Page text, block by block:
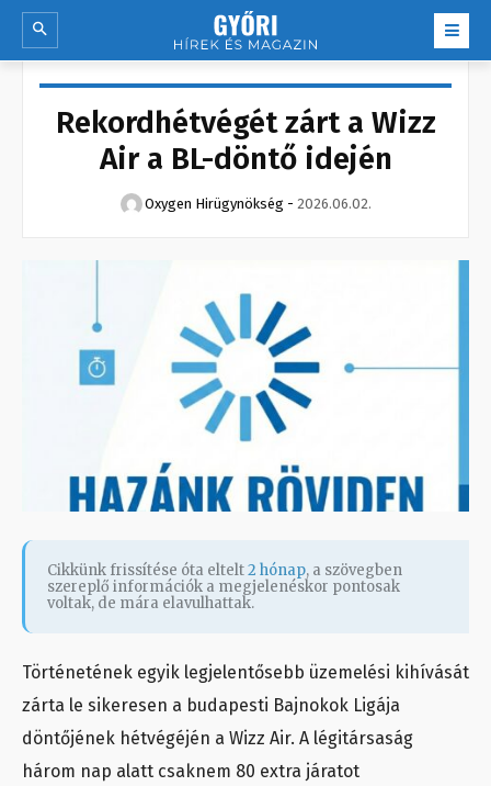
Rekordhétvégét zárt a Wizz
Air a BL-döntő idején
Oxygen Hirügynökség - 2026.06.02.
Cikkünk frissítése óta eltelt2 hónap, a szövegben
szereplő információk a megjelenéskor pontosak
voltak, de mára elavulhattak.
Történetének egyik legjelentősebb üzemelési kihívását
zárta le sikeresen a budapesti Bajnokok Ligája
döntőjének hétvégéjén a Wizz Air. A légitársaság
három nap alatt csaknem 80 extra járatot